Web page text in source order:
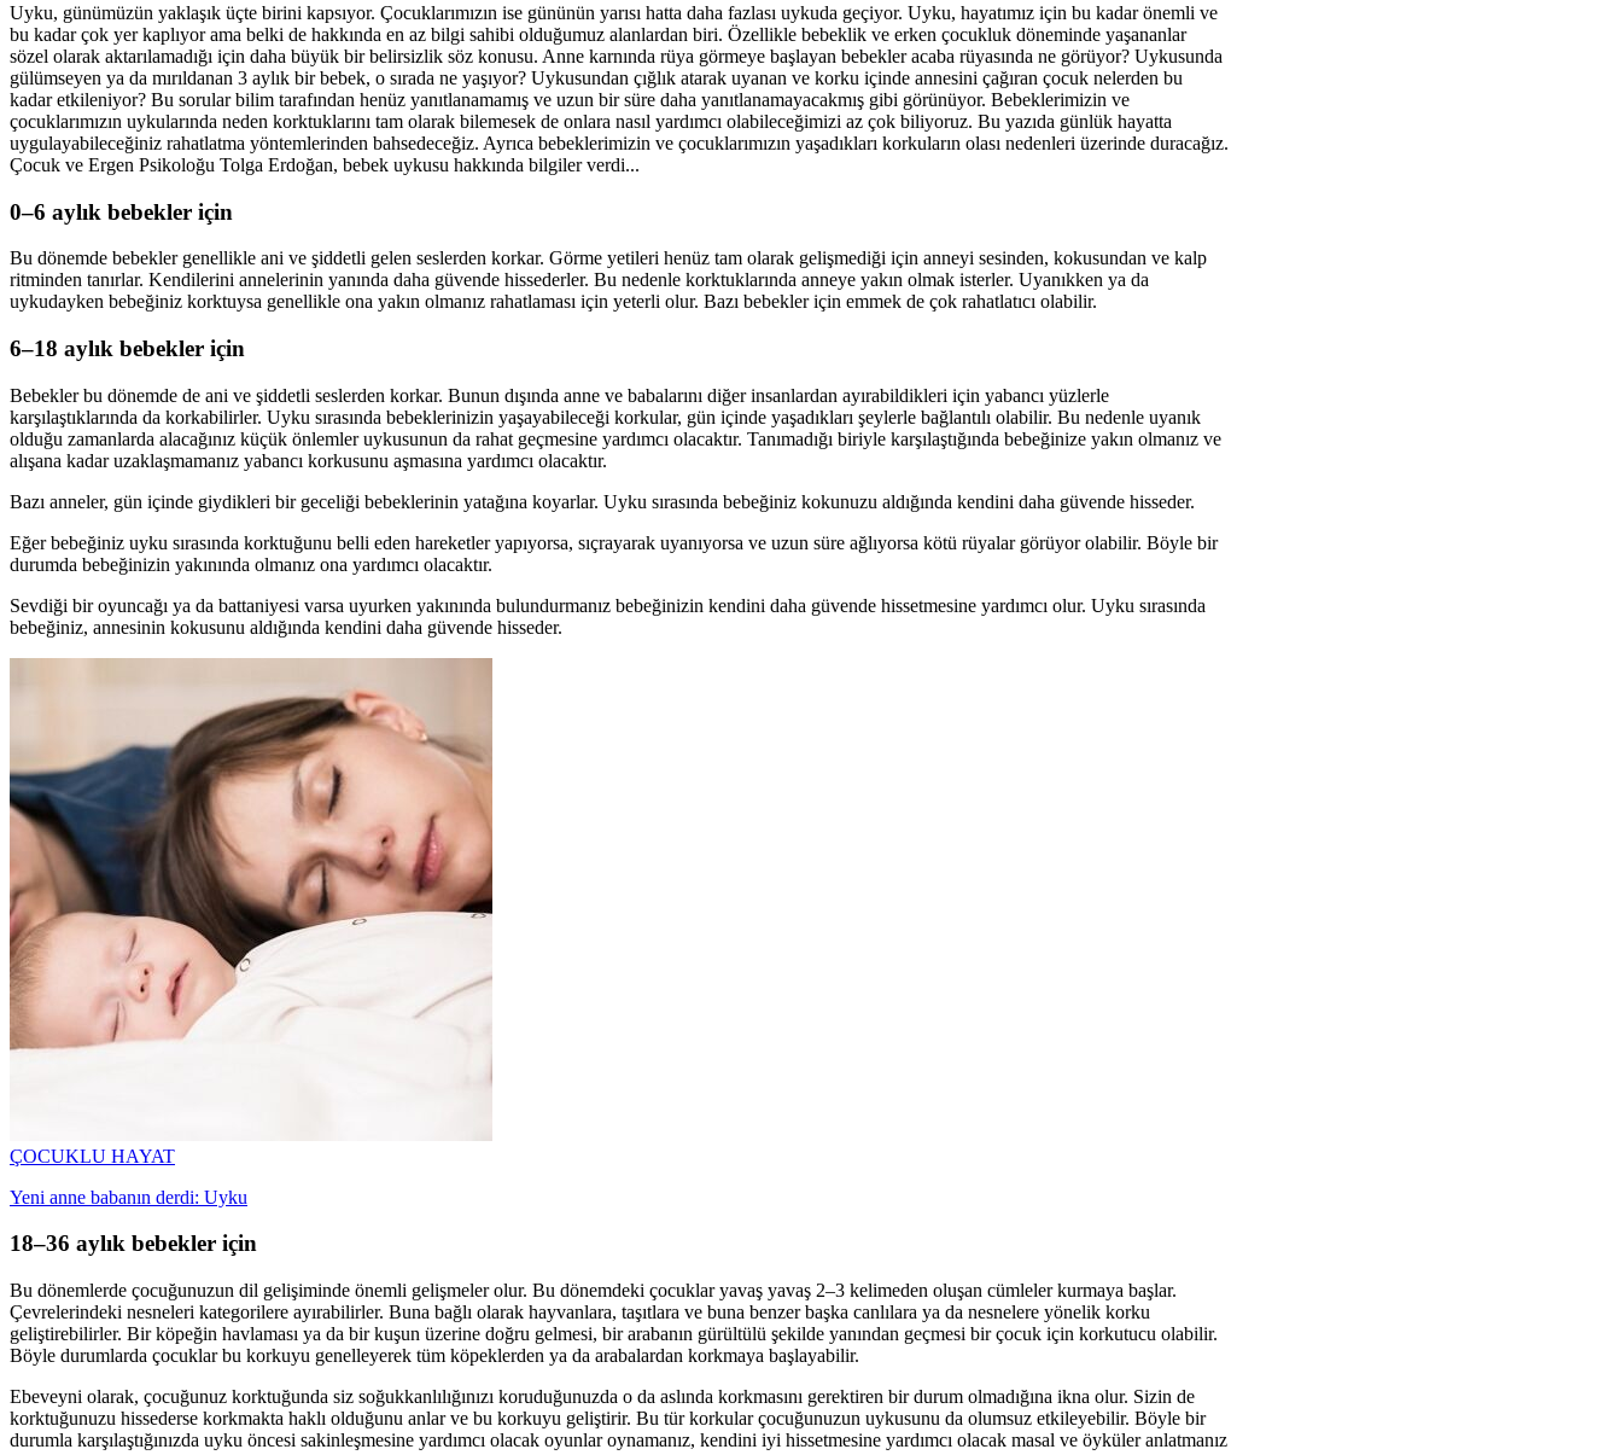
Uyku, günümüzün yaklaşık üçte birini kapsıyor. Çocuklarımızın ise gününün yarısı hatta daha fazlası uykuda geçiyor. Uyku, hayatımız için bu kadar önemli ve
bu kadar çok yer kaplıyor ama belki de hakkında en az bilgi sahibi olduğumuz alanlardan biri. Özellikle bebeklik ve erken çocukluk döneminde yaşananlar
sözel olarak aktarılamadığı için daha büyük bir belirsizlik söz konusu. Anne karnında rüya görmeye başlayan bebekler acaba rüyasında ne görüyor? Uykusunda
gülümseyen ya da mırıldanan 3 aylık bir bebek, o sırada ne yaşıyor? Uykusundan çığlık atarak uyanan ve korku içinde annesini çağıran çocuk nelerden bu
kadar etkileniyor? Bu sorular bilim tarafından henüz yanıtlanamamış ve uzun bir süre daha yanıtlanamayacakmış gibi görünüyor. Bebeklerimizin ve
çocuklarımızın uykularında neden korktuklarını tam olarak bilemesek de onlara nasıl yardımcı olabileceğimizi az çok biliyoruz. Bu yazıda günlük hayatta
uygulayabileceğiniz rahatlatma yöntemlerinden bahsedeceğiz. Ayrıca bebeklerimizin ve çocuklarımızın yaşadıkları korkuların olası nedenleri üzerinde duracağız.
Çocuk ve Ergen Psikoloğu Tolga Erdoğan, bebek uykusu hakkında bilgiler verdi...
0–6 aylık bebekler için
Bu dönemde bebekler genellikle ani ve şiddetli gelen seslerden korkar. Görme yetileri henüz tam olarak gelişmediği için anneyi sesinden, kokusundan ve kalp
ritminden tanırlar. Kendilerini annelerinin yanında daha güvende hissederler. Bu nedenle korktuklarında anneye yakın olmak isterler. Uyanıkken ya da
uykudayken bebeğiniz korktuysa genellikle ona yakın olmanız rahatlaması için yeterli olur. Bazı bebekler için emmek de çok rahatlatıcı olabilir.
6–18 aylık bebekler için
Bebekler bu dönemde de ani ve şiddetli seslerden korkar. Bunun dışında anne ve babalarını diğer insanlardan ayırabildikleri için yabancı yüzlerle
karşılaştıklarında da korkabilirler. Uyku sırasında bebeklerinizin yaşayabileceği korkular, gün içinde yaşadıkları şeylerle bağlantılı olabilir. Bu nedenle uyanık
olduğu zamanlarda alacağınız küçük önlemler uykusunun da rahat geçmesine yardımcı olacaktır. Tanımadığı biriyle karşılaştığında bebeğinize yakın olmanız ve
alışana kadar uzaklaşmamanız yabancı korkusunu aşmasına yardımcı olacaktır.
Bazı anneler, gün içinde giydikleri bir geceliği bebeklerinin yatağına koyarlar. Uyku sırasında bebeğiniz kokunuzu aldığında kendini daha güvende hisseder.
Eğer bebeğiniz uyku sırasında korktuğunu belli eden hareketler yapıyorsa, sıçrayarak uyanıyorsa ve uzun süre ağlıyorsa kötü rüyalar görüyor olabilir. Böyle bir
durumda bebeğinizin yakınında olmanız ona yardımcı olacaktır.
Sevdiği bir oyuncağı ya da battaniyesi varsa uyurken yakınında bulundurmanız bebeğinizin kendini daha güvende hissetmesine yardımcı olur. Uyku sırasında
bebeğiniz, annesinin kokusunu aldığında kendini daha güvende hisseder.
ÇOCUKLU HAYAT
Yeni anne babanın derdi: Uyku
18–36 aylık bebekler için
Bu dönemlerde çocuğunuzun dil gelişiminde önemli gelişmeler olur. Bu dönemdeki çocuklar yavaş yavaş 2–3 kelimeden oluşan cümleler kurmaya başlar.
Çevrelerindeki nesneleri kategorilere ayırabilirler. Buna bağlı olarak hayvanlara, taşıtlara ve buna benzer başka canlılara ya da nesnelere yönelik korku
geliştirebilirler. Bir köpeğin havlaması ya da bir kuşun üzerine doğru gelmesi, bir arabanın gürültülü şekilde yanından geçmesi bir çocuk için korkutucu olabilir.
Böyle durumlarda çocuklar bu korkuyu genelleyerek tüm köpeklerden ya da arabalardan korkmaya başlayabilir.
Ebeveyni olarak, çocuğunuz korktuğunda siz soğukkanlılığınızı koruduğunuzda o da aslında korkmasını gerektiren bir durum olmadığına ikna olur. Sizin de
korktuğunuzu hissederse korkmakta haklı olduğunu anlar ve bu korkuyu geliştirir. Bu tür korkular çocuğunuzun uykusunu da olumsuz etkileyebilir. Böyle bir
durumla karşılaştığınızda uyku öncesi sakinleşmesine yardımcı olacak oyunlar oynamanız, kendini iyi hissetmesine yardımcı olacak masal ve öyküler anlatmanız